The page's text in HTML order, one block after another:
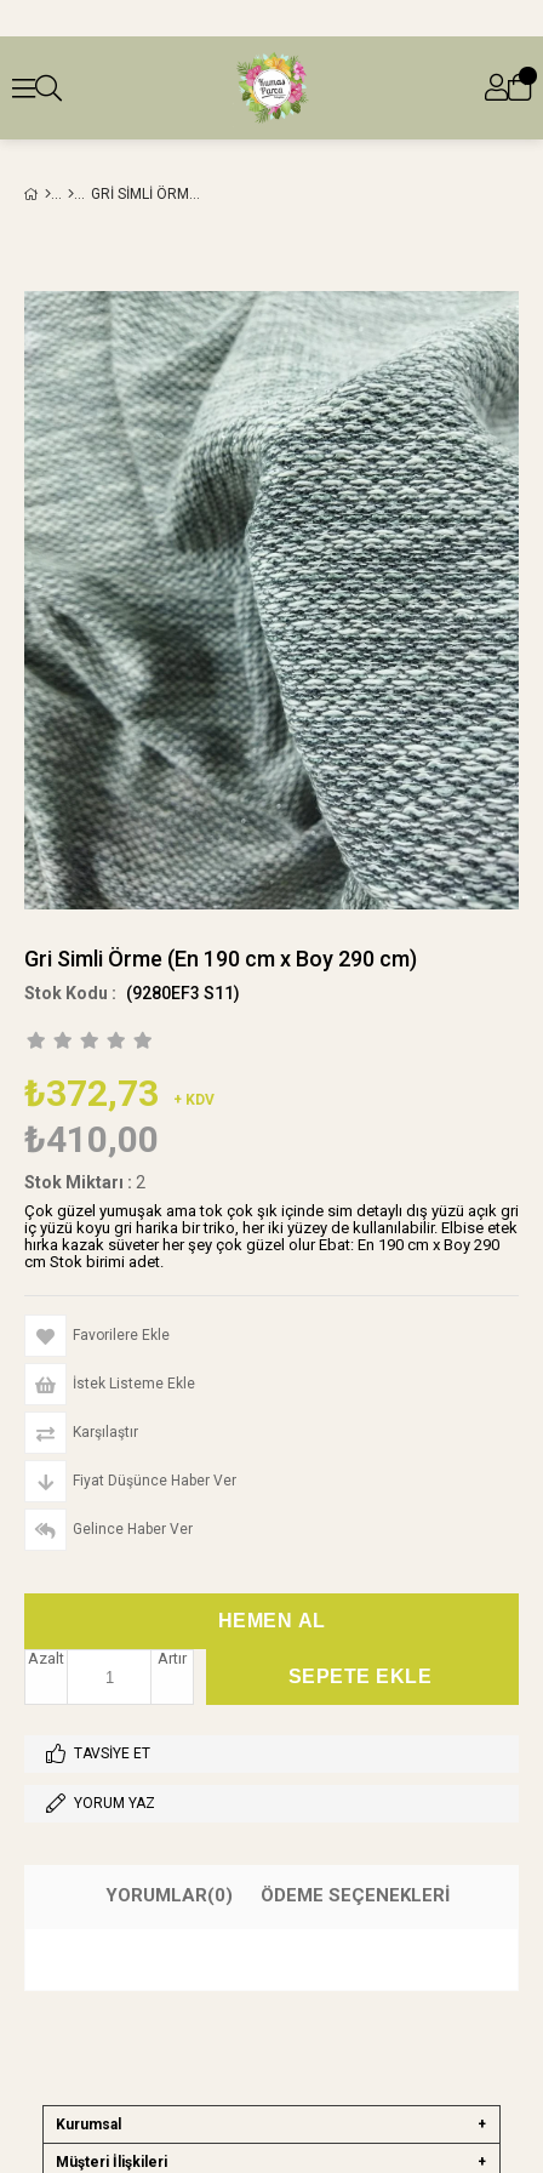
GRI SIMLI ÖRME (EN 190 CM X BOY 290 CM)
Gri Simli Örme (En 190 cm x Boy 290 cm)
(9280EF3 S11)
₺372,73 + KDV
₺410,00
Stok Miktarı : 2
Çok güzel yumuşak ama tok çok şık içinde sim detaylı dış yüzü açık gri
iç yüzü koyu gri harika bir triko, her iki yüzey de kullanılabilir. Elbise etek
hırka kazak süveter her şey çok güzel olur Ebat: En 190 cm x Boy 290
cm Stok birimi adet.
Favorilere Ekle
İstek Listeme Ekle
Karşılaştır
Fiyat Düşünce Haber Ver
Gelince Haber Ver
Artır
Azalt
TAVSIYE ET
YORUM YAZ
YORUMLAR(0) ÖDEME SEÇENEKLERI
Kurumsal
Müşteri İlişkileri